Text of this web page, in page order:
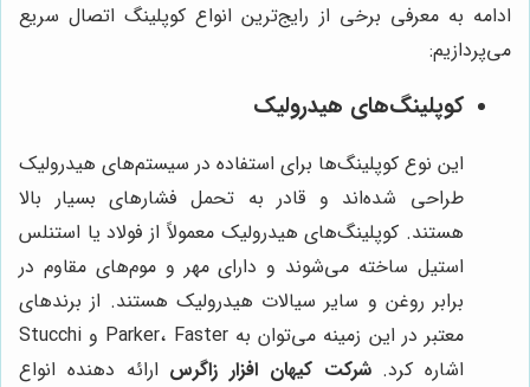
ادامه به معرفی برخی از رایج‌ترین انواع کوپلینگ اتصال سریع
می‌پردازیم:
کوپلینگ‌های هیدرولیک
این نوع کوپلینگ‌ها برای استفاده در سیستم‌های هیدرولیک
طراحی شده‌اند و قادر به تحمل فشارهای بسیار بالا
هستند. کوپلینگ‌های هیدرولیک معمولاً از فولاد یا استنلس
استیل ساخته می‌شوند و دارای مهر و موم‌های مقاوم در
برابر روغن و سایر سیالات هیدرولیک هستند. از برندهای
معتبر در این زمینه می‌توان به Parker، Faster و Stucchi
اشاره کرد.شرکت کیهان افزار زاگرس ارائه دهنده انواع